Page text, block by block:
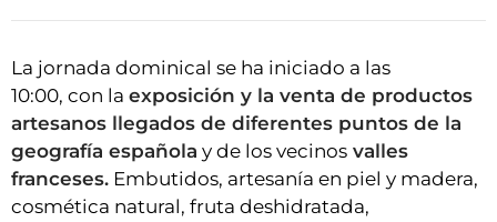
La jornada dominical se ha iniciado a las
10:00, con la exposición y la venta de productos
artesanos llegados de diferentes puntos de la
geografía española y de los vecinos valles
franceses. Embutidos, artesanía en piel y madera,
cosmética natural, fruta deshidratada,